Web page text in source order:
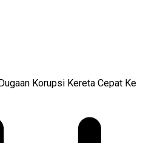
Korupsi Kereta Cepat Ke